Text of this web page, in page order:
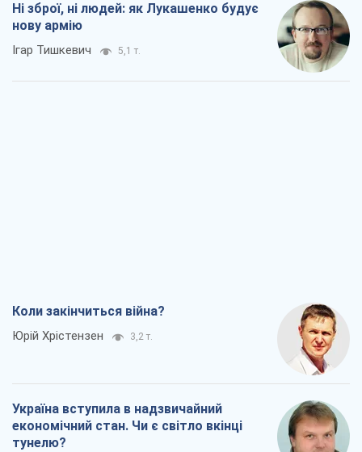
Ні зброї, ні людей: як Лукашенко будує
нову армію
Ігар Тишкевич 5,1 т.
Коли закінчиться війна?
Юрій Хрістензен 3,2 т.
Україна вступила в надзвичайний
економічний стан. Чи є світло вкінці
тунелю?